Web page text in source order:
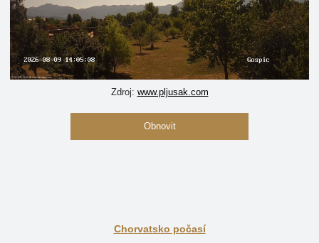
Zdroj: www.pljusak.com
Obnovit
Chorvatsko počasí